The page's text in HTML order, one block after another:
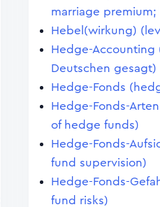
marriage premium;
Hebel(wirkung)
Hedge-Accounting
Deutschen gesagt)
Hedge-Fonds
Hedge-Fonds-
of hedge funds)
Hedge-Fonds-
fund supervision)
Hedge-Fonds-
fund risks)